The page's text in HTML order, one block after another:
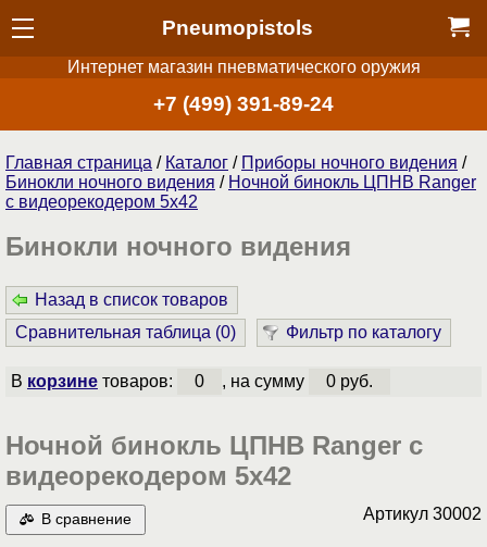
Pneumopistols
Интернет магазин пневматического оружия
+7 (499) 391-89-24
Главная страница / Каталог / Приборы ночного видения /
Бинокли ночного видения / Ночной бинокль ЦПНВ Ranger
с видеорекодером 5х42
Бинокли ночного видения
Назад в список товаров
Сравнительная таблица (0) Фильтр по каталогу
В корзинетоваров: 0 , на сумму 0 руб.
Ночной бинокль ЦПНВ Ranger с
видеорекодером 5х42
В сравнение Артикул 30002